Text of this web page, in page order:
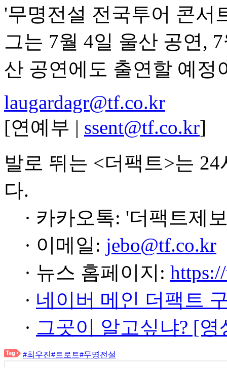
'무명전설 전국투어 콘서
그는 7월 4일 울산 공연,
산 공연에도 출연할 예정
laugardagr@tf.co.kr
[연예부 | ssent@tf.co.kr]
발로 뛰는 <더팩트>는
다.
· 카카오톡: '더팩트제
· 이메일: jebo@tf.co.kr
· 뉴스 홈페이지:
· 네이버 메인 더팩트
· 그곳이 알고싶냐? [
#최우진#트로트#무명전설